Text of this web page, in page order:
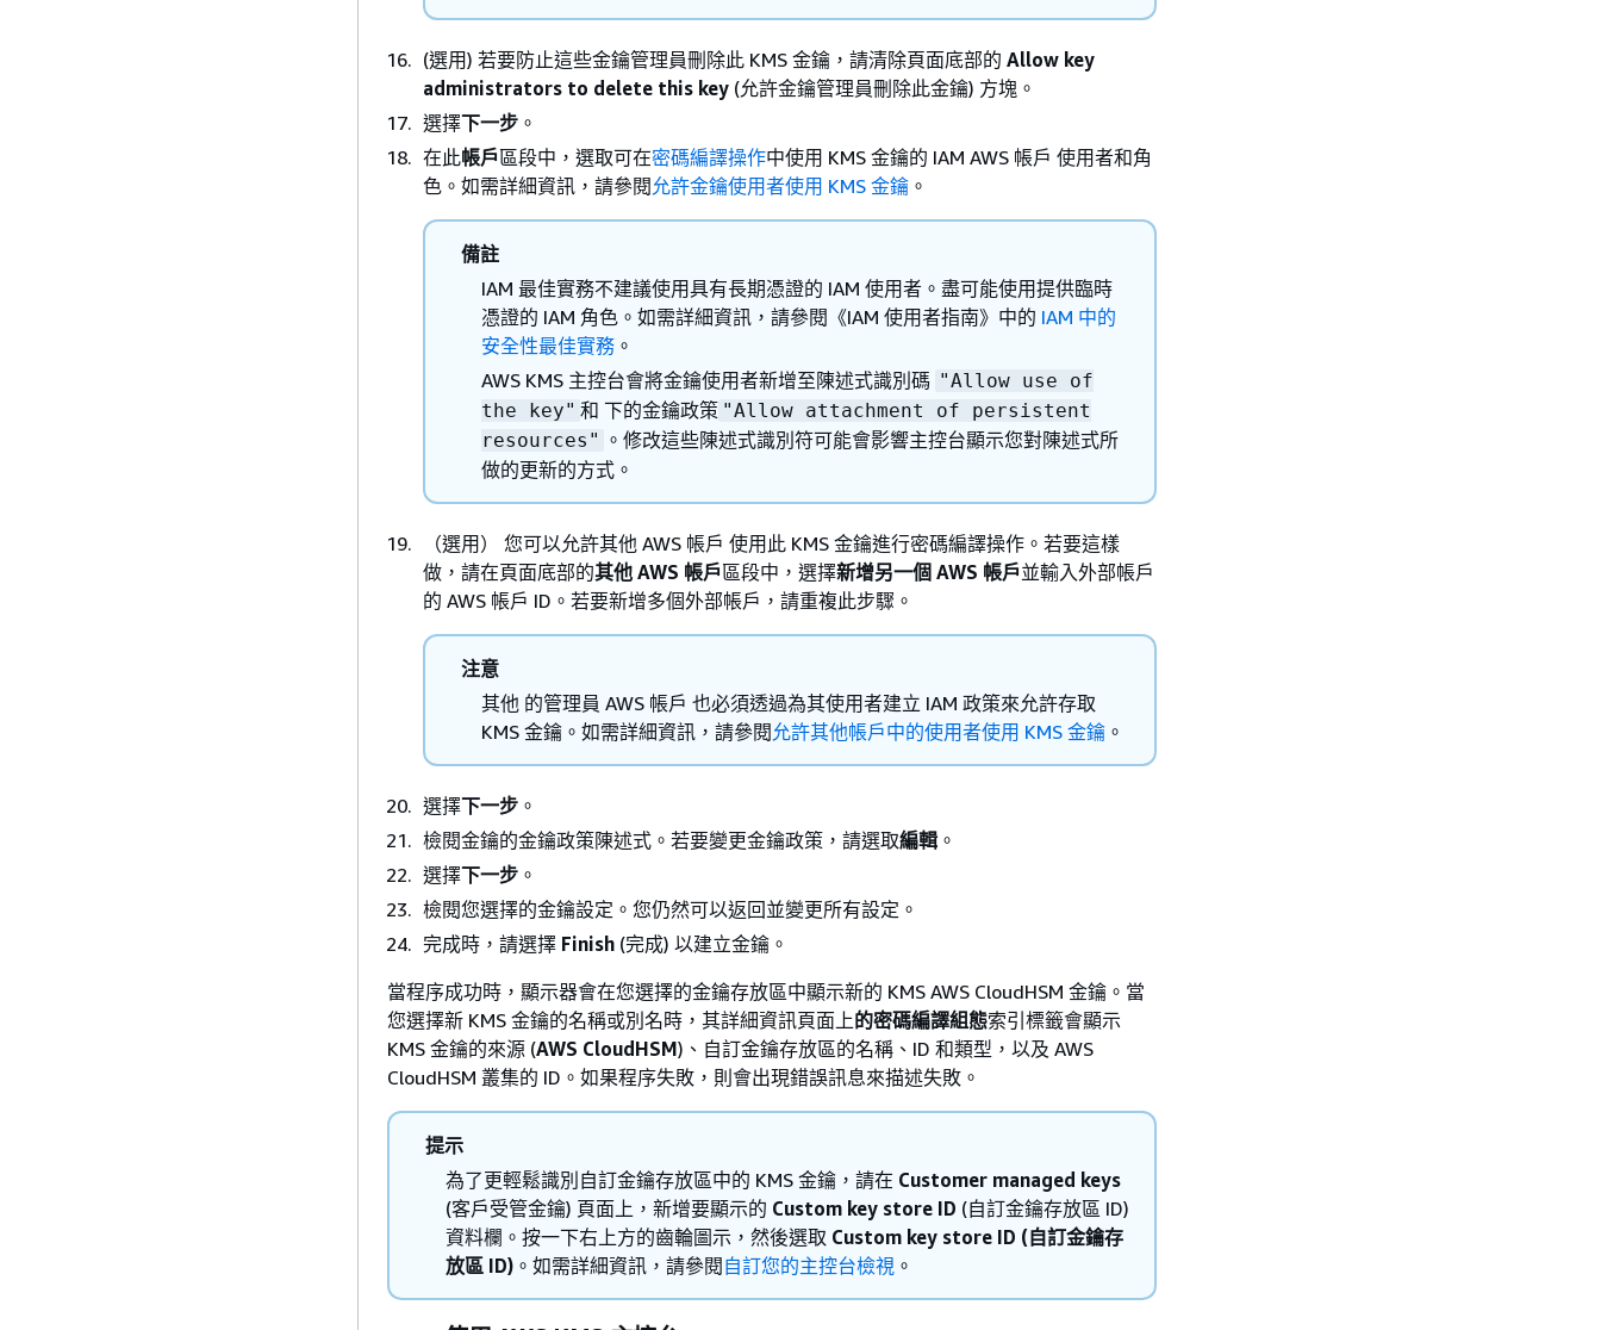
(選用) 若要防止這些金鑰管理員刪除此 KMS 金鑰，請清除頁面底部的 Allow key
administrators to delete this key (允許金鑰管理員刪除此金鑰) 方塊。
選擇下一步 。
在此帳戶區段中，選取可在密碼編譯操作中使用 KMS 金鑰的 IAM AWS 帳戶 使用者和角
色。如需詳細資訊，請參閱允許金鑰使用者使用 KMS 金鑰 。
備註
IAM 最佳實務不建議使用具有長期憑證的 IAM 使用者。盡可能使用提供臨時
憑證的 IAM 角色。如需詳細資訊，請參閱《IAM 使用者指南》 中的 IAM 中的
安全性最佳實務 。
AWS KMS 主控台會將金鑰使用者新增至陳述式識別碼 "Allow use of
the key" 和 下的金鑰政策 "Allow attachment of persistent
resources" 。修改這些陳述式識別符可能會影響主控台顯示您對陳述式所
做的更新的方式。
（選用） 您可以允許其他 AWS 帳戶 使用此 KMS 金鑰進行密碼編譯操作。若要這樣
做，請在頁面底部的其他 AWS 帳戶區段中，選擇新增另一個 AWS 帳戶並輸入外部帳戶
的 AWS 帳戶 ID。若要新增多個外部帳戶，請重複此步驟。
注意
其他 的管理員 AWS 帳戶 也必須透過為其使用者建立 IAM 政策來允許存取
KMS 金鑰。如需詳細資訊，請參閱允許其他帳戶中的使用者使用 KMS 金鑰 。
選擇下一步 。
檢閱金鑰的金鑰政策陳述式。若要變更金鑰政策，請選取編輯 。
選擇下一步 。
檢閱您選擇的金鑰設定。您仍然可以返回並變更所有設定。
完成時，請選擇 Finish (完成) 以建立金鑰。
當程序成功時，顯示器會在您選擇的金鑰存放區中顯示新的 KMS AWS CloudHSM 金鑰。當
您選擇新 KMS 金鑰的名稱或別名時，其詳細資訊頁面上的密碼編譯組態索引標籤會顯示
KMS 金鑰的來源 (AWS CloudHSM)、自訂金鑰存放區的名稱、ID 和類型，以及 AWS
CloudHSM 叢集的 ID。如果程序失敗，則會出現錯誤訊息來描述失敗。
提示
為了更輕鬆識別自訂金鑰存放區中的 KMS 金鑰，請在 Customer managed keys
(客戶受管金鑰) 頁面上，新增要顯示的 Custom key store ID (自訂金鑰存放區 ID)
資料欄。按一下右上方的齒輪圖示，然後選取 Custom key store ID (自訂金鑰存
放區 ID) 。如需詳細資訊，請參閱自訂您的主控台檢視 。